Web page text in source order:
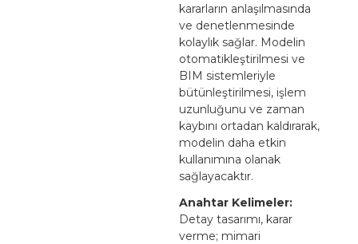
kararların anlaşılmasında
ve denetlenmesinde
kolaylık sağlar. Modelin
otomatikleştirilmesi ve
BIM sistemleriyle
bütünleştirilmesi, işlem
uzunluğunu ve zaman
kaybını ortadan kaldırarak,
modelin daha etkin
kullanımına olanak
sağlayacaktır.
Anahtar Kelimeler:
Detay tasarımı, karar
verme; mimari